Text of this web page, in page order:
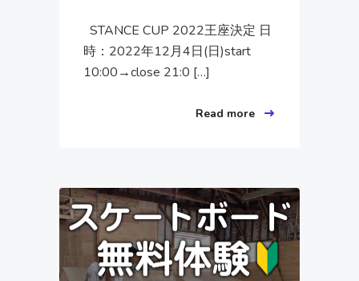
STANCE CUP 2022王座決定 日
時：2022年12月4日(日)start
10:00→close 21:0 […]
Read more